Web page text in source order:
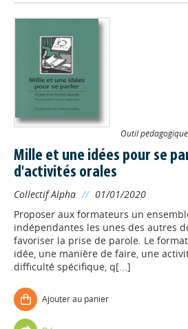
Outil pédagogique
Mille et une idées pour se
d'activités orales
Collectif Alpha // 01/01/2020
Proposer aux formateurs un
indépendantes les unes des autres
favoriser la prise de parole. Le
idée, une manière de faire, une
difficulté spécifique, q[...]
Ajouter au panier